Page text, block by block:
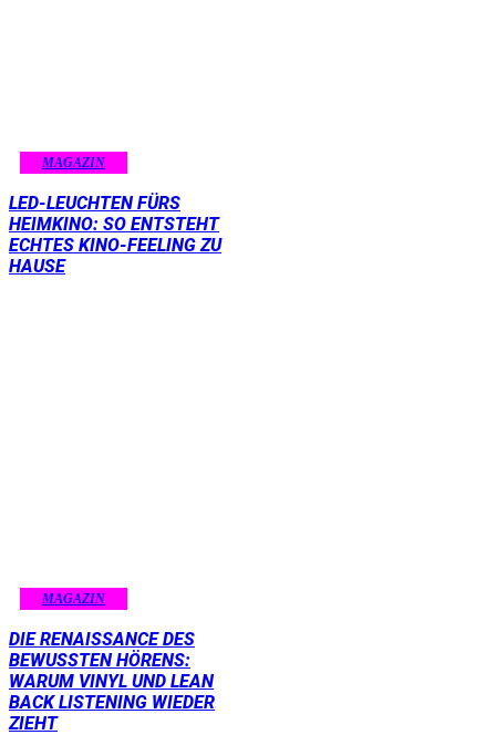
MAGAZIN
LED-LEUCHTEN FÜRS
HEIMKINO: SO ENTSTEHT
ECHTES KINO-FEELING ZU
HAUSE
MAGAZIN
DIE RENAISSANCE DES
BEWUSSTEN HÖRENS:
WARUM VINYL UND LEAN
BACK LISTENING WIEDER
ZIEHT